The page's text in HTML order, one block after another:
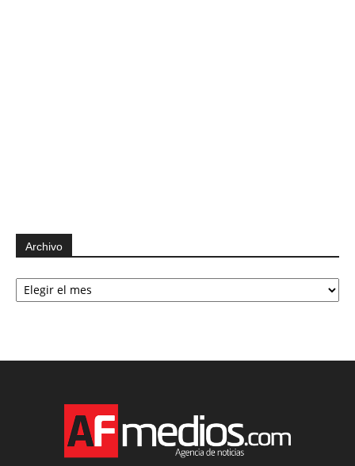
Archivo
Archivo